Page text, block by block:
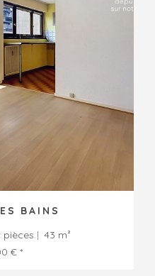
BAINS
pièces
43 m²
€ *